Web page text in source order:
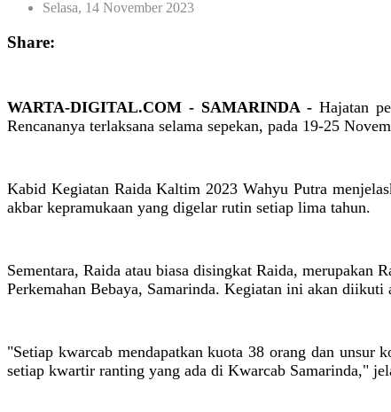
Selasa, 14 November 2023
Share:
WARTA-DIGITAL.COM - SAMARINDA - Hajatan
Rencananya terlaksana selama sepekan, pada 19-25
Kabid Kegiatan Raida Kaltim 2023 Wahyu Putra
akbar kepramukaan yang digelar rutin setiap lima tahun.
Sementara, Raida atau biasa disingkat Raida,
Perkemahan Bebaya, Samarinda. Kegiatan ini akan
"Setiap kwarcab mendapatkan kuota 38 orang dan unsur
setiap kwartir ranting yang ada di Kwarcab Samarinda,"